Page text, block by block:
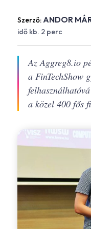
Szerző:ANDOR
idő kb. 2 perc
Az Aggreg8.io
a FinTechShow
a közel 400 fős